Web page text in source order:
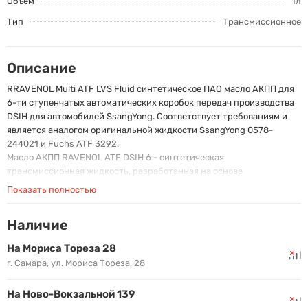
Тип
Трансмиссионное
Описание
RRAVENOL Multi ATF LVS Fluid cинтетическое ПАО масло АКПП для
6-ти ступенчатых автоматических коробок передач производства
DSIH для автомобилей SsangYong. Соответствует требованиям и
является аналогом оригинальной жидкости SsangYong 0578-
244021 и Fuchs ATF 3292.
Масло АКПП RAVENOL ATF DSIH 6 - синтетическая
трансмиссионная жидкость, разработанная на основе
полиальфаолефинов ПАО с добавлением специального пакета
Специально разработанное масло для 6-ти ступенчатых АКПП
устанавливаемых на автомобили SsangYong KYRON, ACTYON,
ACTYON SPORTS, Geely GC7, GX7, SC7, EC8, DSI M11 6-Speed Korando,
Соответствует требованиям и является аналогом оригинальной
Показать полностью
Наличие
На Мориса Тореза 28
г. Самара, ул. Мориса Тореза, 28
На Ново-Вокзальной 139